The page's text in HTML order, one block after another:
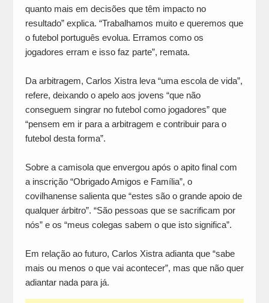
quanto mais em decisões que têm impacto no
resultado” explica. “Trabalhamos muito e queremos que
o futebol português evolua. Erramos como os
jogadores erram e isso faz parte”, remata.
Da arbitragem, Carlos Xistra leva “uma escola de vida”,
refere, deixando o apelo aos jovens “que não
conseguem singrar no futebol como jogadores” que
“pensem em ir para a arbitragem e contribuir para o
futebol desta forma”.
Sobre a camisola que envergou após o apito final com
a inscrição “Obrigado Amigos e Família”, o
covilhanense salienta que “estes são o grande apoio de
qualquer árbitro”. “São pessoas que se sacrificam por
nós” e os “meus colegas sabem o que isto significa”.
Em relação ao futuro, Carlos Xistra adianta que “sabe
mais ou menos o que vai acontecer”, mas que não quer
adiantar nada para já.